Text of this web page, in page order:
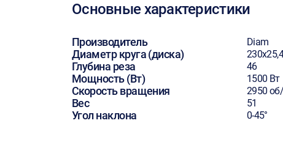
Основные характеристики
Производитель Diam
Диаметр круга (диска)
Глубина реза 46
Мощность (Вт) 1500 Вт
Скорость вращения 2950
Вес 51
Угол наклона 0-45°